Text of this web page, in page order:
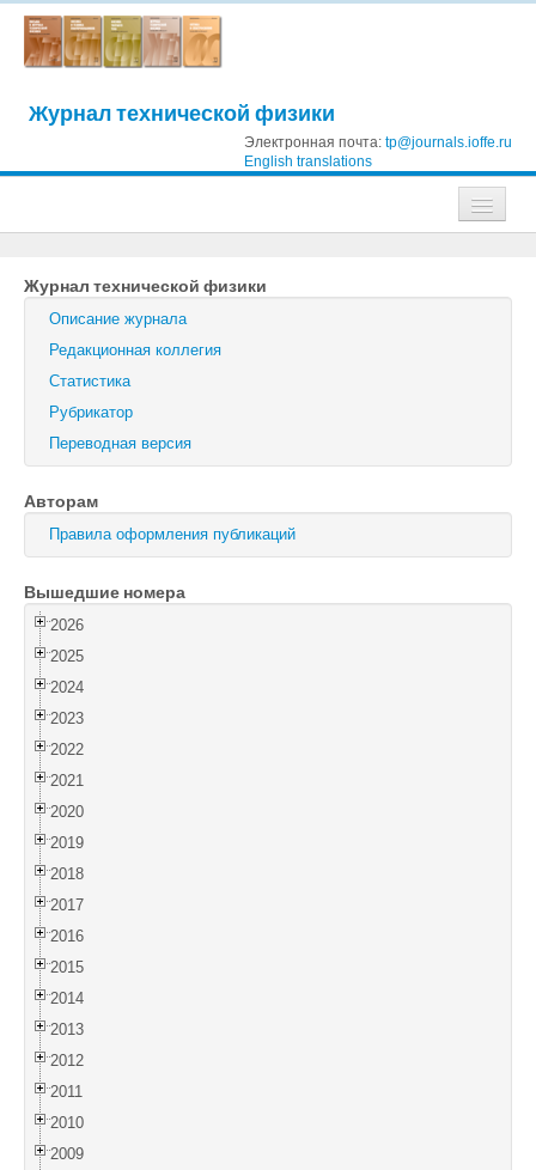
Журнал технической физики
Электронная почта: tp@journals.ioffe.ru
English translations
Журнал технической физики
Письма в Журнал технической физики
Физика твердого тела
Поиск
Журнал технической физики
Описание журнала
Редакционная коллегия
Статистика
Рубрикатор
Переводная версия
Авторам
Правила оформления публикаций
Вышедшие номера
2026
2025
2024
2023
2022
2021
2020
2019
2018
2017
2016
2015
2014
2013
2012
2011
2010
2009